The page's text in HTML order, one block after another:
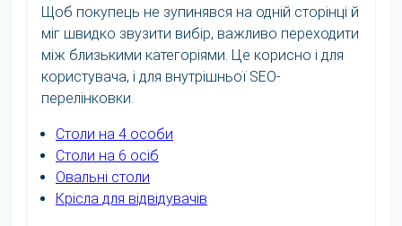
Щоб покупець не зупинявся на одній сторінці й
міг швидко звузити вибір, важливо переходити
між близькими категоріями. Це корисно і для
користувача, і для внутрішньої SEO-
перелінковки.
Столи на 4 особи
Столи на 6 осіб
Овальні столи
Крісла для відвідувачів